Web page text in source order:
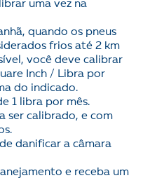
uma vez na
quando os pneus
frios até 2 km
você deve calibrar
Inch / Libra por
do indicado.
1 libra por mês.
ser calibrado, e com
danificar a câmara
e receba um